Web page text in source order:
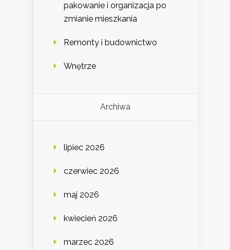
pakowanie i organizacja po
zmianie mieszkania
Remonty i budownictwo
Wnętrze
Archiwa
lipiec 2026
czerwiec 2026
maj 2026
kwiecień 2026
marzec 2026